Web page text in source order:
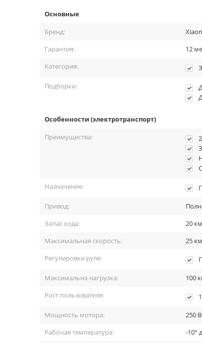
12,5
Основные
Бренд:
Гарантия:
12
Категория:
Подборки:
Особенности (электротранспорт)
Преимущества:
Назначение:
Привод:
Запас хода:
20 км
Максимальная скорость:
25
Регулировки руля:
Максимальна нагрузка:
100
Рост пользователя:
Мощность мотора:
250
Рабочая температура:
-10°